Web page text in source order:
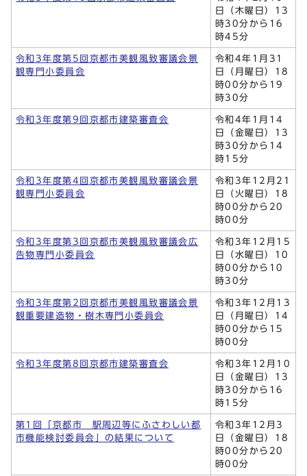
日（木曜日）13
時30分から16
時45分
令和3年度第5回京都市美観風致審議会景
観専門小委員会
令和4年1月31
日（月曜日）18
時00分から19
時30分
令和3年度第9回京都市建築審査会
令和4年1月14
日（金曜日）13
時30分から14
時15分
令和3年度第4回京都市美観風致審議会景
観専門小委員会
令和3年12月21
日（火曜日）18
時00分から20
時00分
令和3年度第3回京都市美観風致審議会広
告物専門小委員会
令和3年12月15
日（水曜日）10
時00分から10
時30分
令和3年度第2回京都市美観風致審議会景
観重要建造物・樹木専門小委員会
令和3年12月13
日（月曜日）14
時00分から15
時00分
令和3年度第8回京都市建築審査会
令和3年12月10
日（金曜日）13
時30分から16
時15分
第1回「京都市 駅周辺等にふさわしい都
市機能検討委員会」の結果について
令和3年12月3
日（金曜日）18
時00分から20
時00分